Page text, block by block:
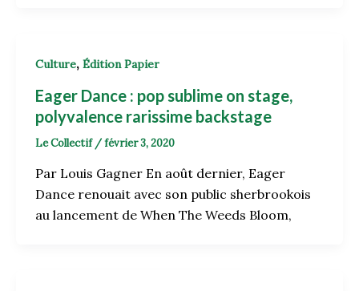
Culture, Édition Papier
Eager Dance : pop sublime on stage,
polyvalence rarissime backstage
Le Collectif /février 3, 2020
Par Louis Gagner En août dernier, Eager
Dance renouait avec son public sherbrookois
au lancement de When The Weeds Bloom,